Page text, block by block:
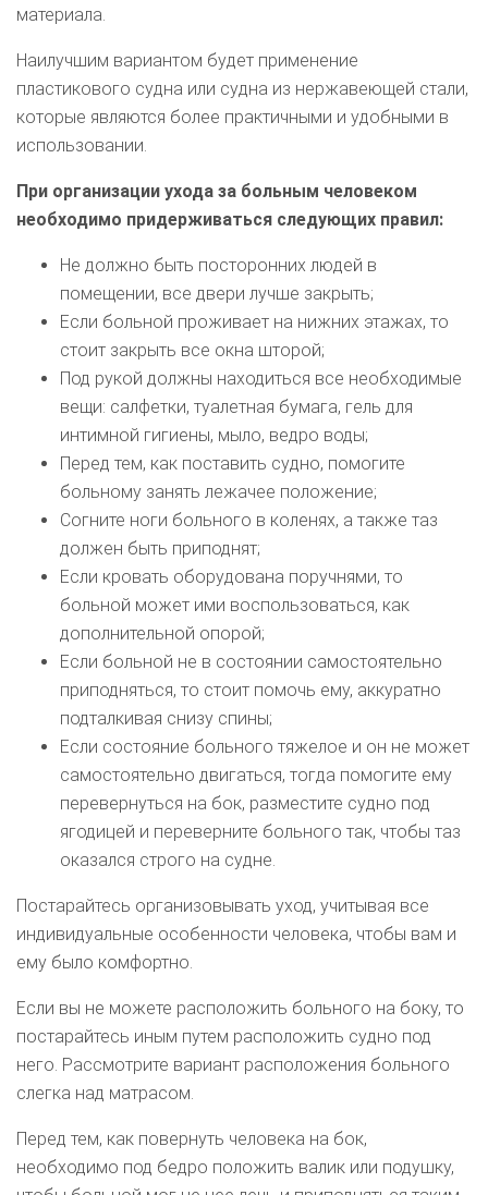
материала.
Наилучшим вариантом будет применение
пластикового судна или судна из нержавеющей стали,
которые являются более практичными и удобными в
использовании.
При организации ухода за больным человеком
необходимо придерживаться следующих правил:
Не должно быть посторонних людей в
помещении, все двери лучше закрыть;
Если больной проживает на нижних этажах, то
стоит закрыть все окна шторой;
Под рукой должны находиться все необходимые
вещи: салфетки, туалетная бумага, гель для
интимной гигиены, мыло, ведро воды;
Перед тем, как поставить судно, помогите
больному занять лежачее положение;
Согните ноги больного в коленях, а также таз
должен быть приподнят;
Если кровать оборудована поручнями, то
больной может ими воспользоваться, как
дополнительной опорой;
Если больной не в состоянии самостоятельно
приподняться, то стоит помочь ему, аккуратно
подталкивая снизу спины;
Если состояние больного тяжелое и он не может
самостоятельно двигаться, тогда помогите ему
перевернуться на бок, разместите судно под
ягодицей и переверните больного так, чтобы таз
оказался строго на судне.
Постарайтесь организовывать уход, учитывая все
индивидуальные особенности человека, чтобы вам и
ему было комфортно.
Если вы не можете расположить больного на боку, то
постарайтесь иным путем расположить судно под
него. Рассмотрите вариант расположения больного
слегка над матрасом.
Перед тем, как повернуть человека на бок,
необходимо под бедро положить валик или подушку,